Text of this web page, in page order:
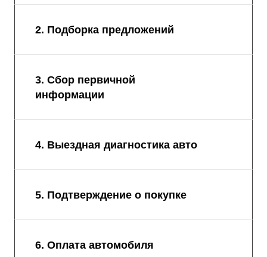
2. Подборка предложений
3. Сбор первичной
информации
4. Выездная диагностика авто
5. Подтверждение о покупке
6. Оплата автомобиля